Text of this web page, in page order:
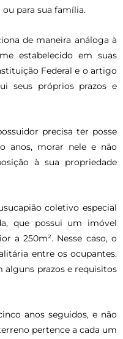
para sua família.
de maneira análoga à
estabelecido em suas
Federal e o artigo
seus próprios prazos e
precisa ter posse
anos, morar nele e não
à sua propriedade
coletivo especial
que possui um imóvel
a 250m². Nesse caso, o
entre os ocupantes.
prazos e requisitos
anos seguidos, e não
pertence a cada um